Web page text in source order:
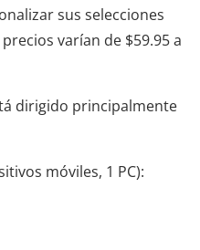
sus selecciones
varían de $59.95 a
dirigido principalmente
móviles, 1 PC):